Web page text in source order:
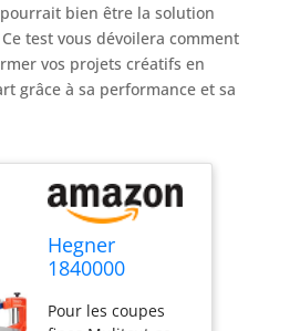
bien être la solution
test vous dévoilera comment
vos projets créatifs en
grâce à sa performance et sa
Hegner
1840000
Scie à
Pour les coupes